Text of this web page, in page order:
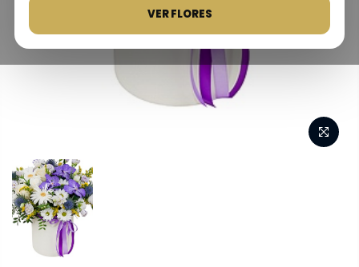
VER FLORES